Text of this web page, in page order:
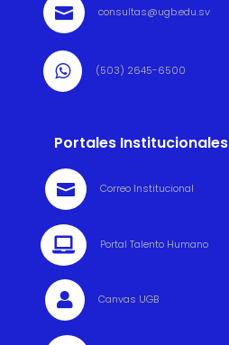
 consultas@ugb.edu.sv
 (503) 2645-6500
Portales Institucionales
 Correo Institucional
 Portal Talento Humano
 Canvas UGB